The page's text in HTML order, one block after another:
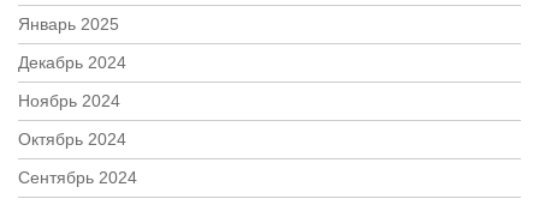
Январь 2025
Декабрь 2024
Ноябрь 2024
Октябрь 2024
Сентябрь 2024